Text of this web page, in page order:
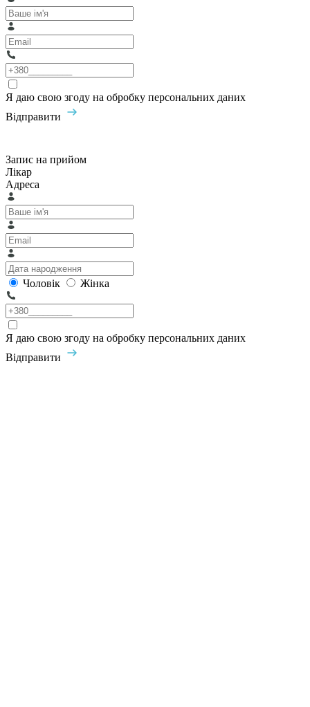
Я даю свою згоду на обробку персональних даних
Відправити
Запис на прийом
Лікар
Адреса
Чоловік Жінка
Я даю свою згоду на обробку персональних даних
Відправити